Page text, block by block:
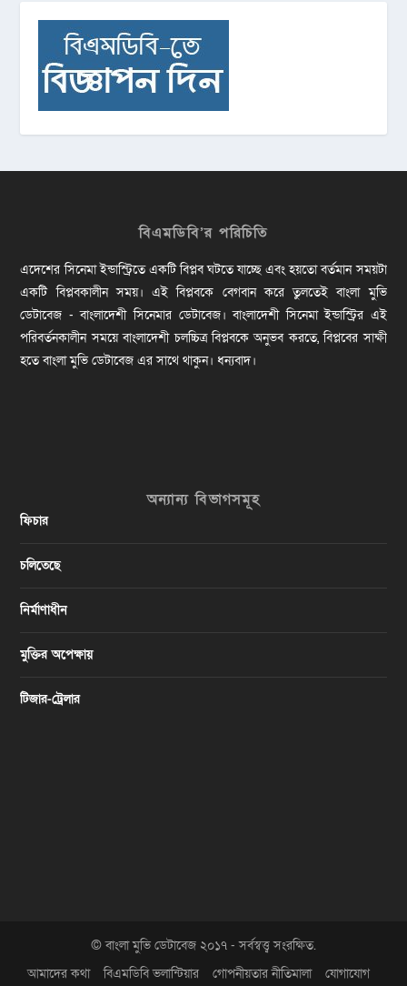
বিএমডিবি’র পরিচিতি
এদেশের সিনেমা ইন্ডাস্ট্রিতে একটি বিপ্লব ঘটতে যাচ্ছে এবং হয়তো বর্তমান সময়টা
একটি বিপ্লবকালীন সময়। এই বিপ্লবকে বেগবান করে তুলতেই বাংলা মুভি
ডেটাবেজ - বাংলাদেশী সিনেমার ডেটাবেজ। বাংলাদেশী সিনেমা ইন্ডাস্ট্রির এই
পরিবর্তনকালীন সময়ে বাংলাদেশী চলচ্চিত্র বিপ্লবকে অনুভব করতে, বিপ্লবের সাক্ষী
হতে বাংলা মুভি ডেটাবেজ এর সাথে থাকুন। ধন্যবাদ।
অন্যান্য বিভাগসমূহ
ফিচার
চলিতেছে
নির্মাণাধীন
মুক্তির অপেক্ষায়
টিজার-ট্রেলার
© বাংলা মুভি ডেটাবেজ ২০১৭ - সর্বস্বত্ত্ব সংরক্ষিত.
আমাদের কথা
বিএমডিবি ভলান্টিয়ার গোপনীয়তার নীতিমালা যোগাযোগ